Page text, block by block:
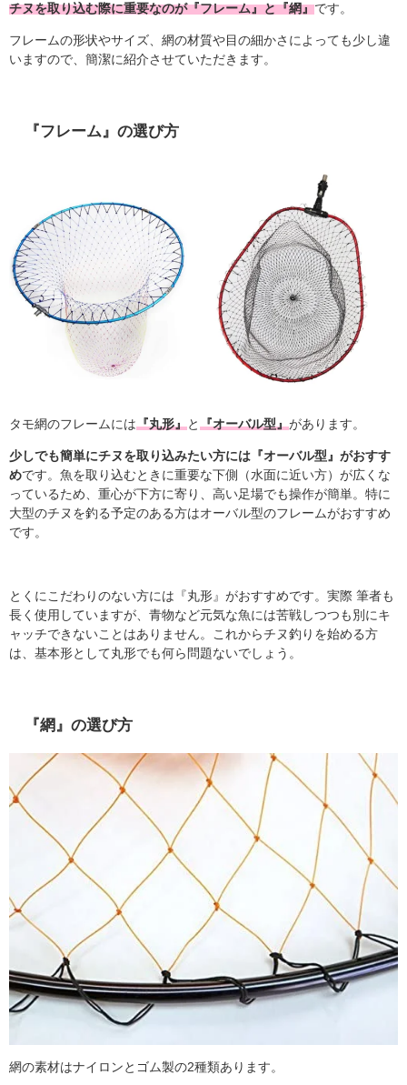
チヌを取り込む際に重要なのが『フレーム』と『網』です。
フレームの形状やサイズ、網の材質や目の細かさによっても少し違
いますので、簡潔に紹介させていただきます。
『フレーム』の選び方
タモ網のフレームには『丸形』と 『オーバル型』があります。
少しでも簡単にチヌを取り込みたい方には『オーバル型』がおすす
めです。魚を取り込むときに重要な下側（水面に近い方）が広くな
っているため、重心が下方に寄り、高い足場でも操作が簡単。特に
大型のチヌを釣る予定のある方はオーバル型のフレームがおすすめ
です。
とくにこだわりのない方には『丸形』がおすすめです。実際 筆者も
長く使用していますが、青物など元気な魚には苦戦しつつも別にキ
ャッチできないことはありません。これからチヌ釣りを始める方
は、基本形として丸形でも何ら問題ないでしょう。
『網』の選び方
網の素材はナイロンとゴム製の2種類あります。